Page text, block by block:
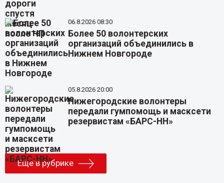
06.8.2026 08:30
Более 50 волонтерских
организаций объединились в
Нижнем Новгороде
05.8.2026 20:00
Нижегородские волонтеры
передали гумпомощь и масксети
резервистам «БАРС-НН»
Еще в рубрике